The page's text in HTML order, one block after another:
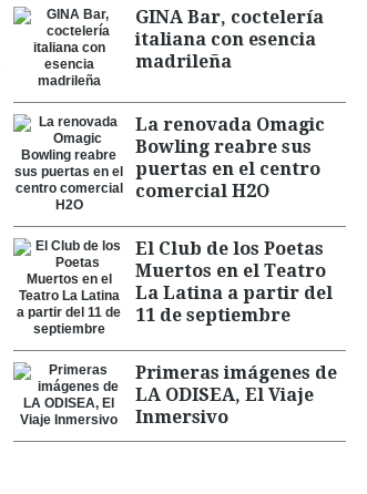
GINA Bar, coctelería
italiana con esencia
madrileña
La renovada Omagic
Bowling reabre sus
puertas en el centro
comercial H2O
El Club de los Poetas
Muertos en el Teatro
La Latina a partir del
11 de septiembre
Primeras imágenes de
LA ODISEA, El Viaje
Inmersivo